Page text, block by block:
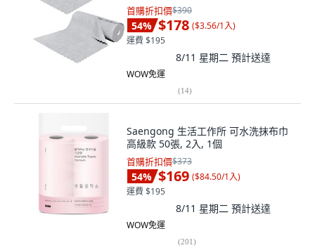
首購折扣價$390
54% $178 ($3.56/1入)
運費 $195
8/11 星期二 預計送達
WOW免運
(14)
Saengong 生活工作所 可水洗抹布巾
高級款 50張, 2入, 1個
首購折扣價$373
54% $169 ($84.50/1入)
運費 $195
8/11 星期二 預計送達
WOW免運
(201)